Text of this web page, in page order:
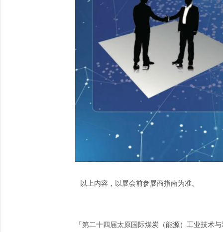
以上内容，以展会前参展商指南为准。
「第二十四届太原国际煤炭（能源）工业技术